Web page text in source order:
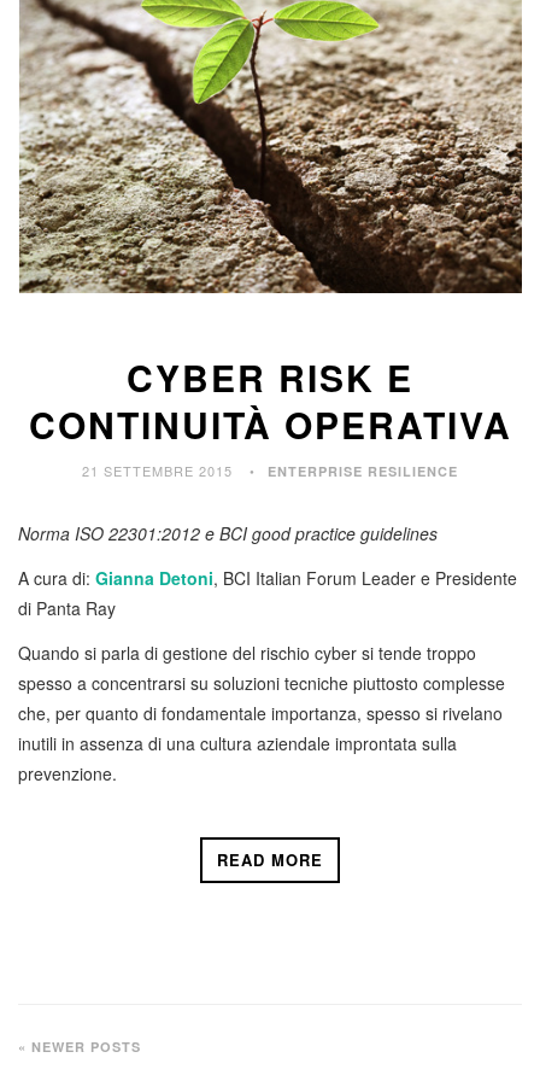
CYBER RISK E
CONTINUITÀ OPERATIVA
21 SETTEMBRE 2015 ENTERPRISE RESILIENCE
Norma ISO 22301:2012 e BCI good practice guidelines
A cura di: Gianna Detoni, BCI Italian Forum Leader e Presidente
di Panta Ray
Quando si parla di gestione del rischio cyber si tende troppo
spesso a concentrarsi su soluzioni tecniche piuttosto complesse
che, per quanto di fondamentale importanza, spesso si rivelano
inutili in assenza di una cultura aziendale improntata sulla
prevenzione.
READ MORE
« NEWER POSTS